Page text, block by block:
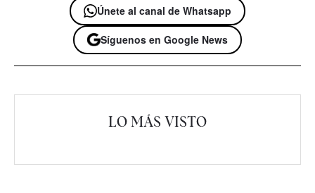
Únete al canal de Whatsapp
Síguenos en Google News
LO MÁS VISTO